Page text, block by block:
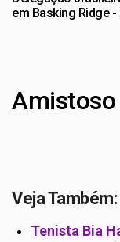
em Basking Ridge -
Amistoso
Veja Também:
Tenista Bia